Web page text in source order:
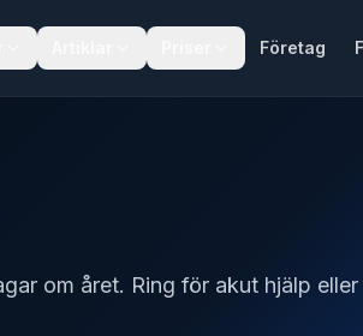
Företag
om året. Ring för akut hjälp